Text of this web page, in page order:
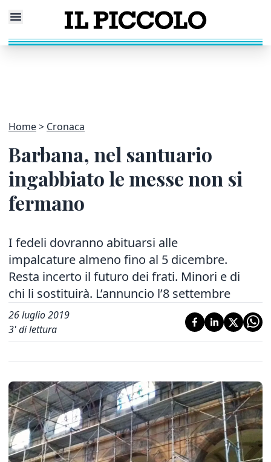
Home Cronaca
Barbana, nel santuario
ingabbiato le messe non si
fermano
I fedeli dovranno abituarsi alle
impalcature almeno fino al 5 dicembre.
Resta incerto il futuro dei frati. Minori e di
chi li sostituirà. L’annuncio l’8 settembre
26 luglio 2019
3' di lettura